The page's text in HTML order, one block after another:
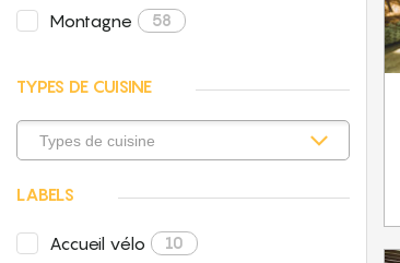
Montagne 58
TYPES DE CUISINE
LABELS
Accueil vélo 10